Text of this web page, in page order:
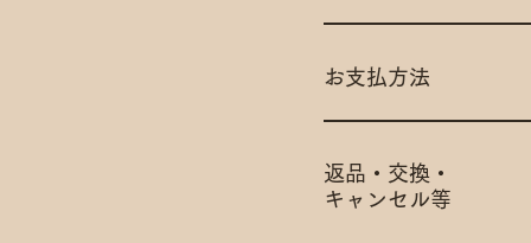
お支払方法
返品・交換・
​キャンセル等